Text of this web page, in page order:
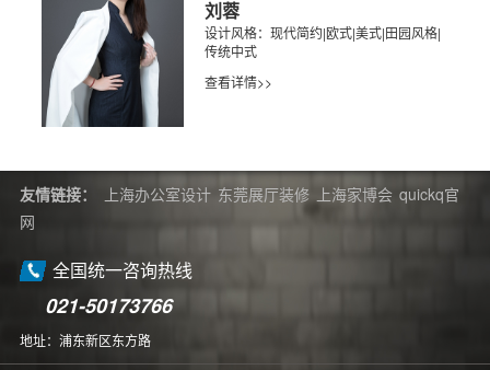
刘蓉
设计风格：现代简约|欧式|美式|田园风格|
传统中式
查看详情>>
友情链接： 上海办公室设计 东莞展厅装修 上海家博会 quickq官
网
全国统一咨询热线
021-50173766
地址：浦东新区东方路